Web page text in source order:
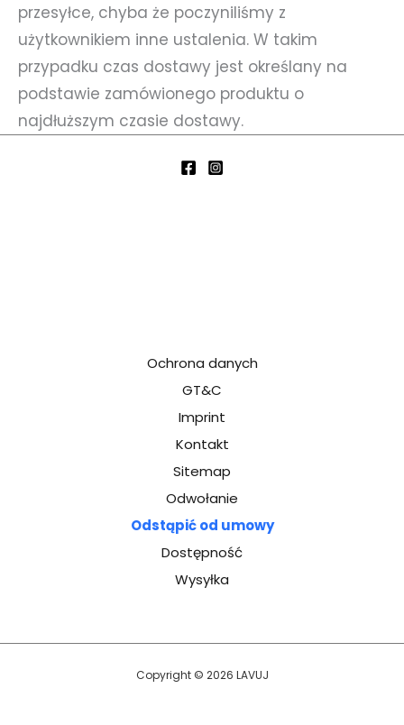
przesyłce, chyba że poczyniliśmy z
użytkownikiem inne ustalenia. W takim
przypadku czas dostawy jest określany na
podstawie zamówionego produktu o
najdłuższym czasie dostawy.
Ochrona danych
GT&C
Imprint
Kontakt
Sitemap
Odwołanie
Odstąpić od umowy
Dostępność
Wysyłka
Copyright © 2026 LAVUJ